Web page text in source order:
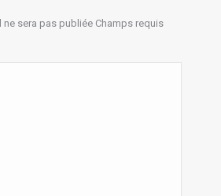
ne sera pas publiée Champs requis